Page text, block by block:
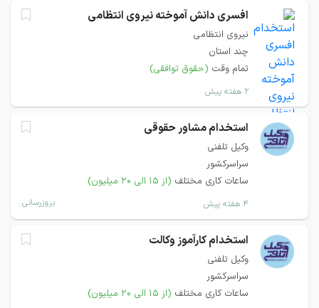
افسری دانش آموخته نیروی انتظامی
نیروی انتظامی
چند استان
تمام وقت (حقوق توافقی)
۲ هفته پیش
استخدام مشاور حقوقی
وکیل تلفنی
سراسرکشور
ساعات کاری مختلف (از ۱۵ الی ۲۰ میلیون)
۴ هفته پیش بروزرسانی
استخدام کارآموز وکالت
وکیل تلفنی
سراسرکشور
ساعات کاری مختلف (از ۱۵ الی ۲۰ میلیون)